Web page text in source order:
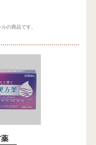
の商品です。